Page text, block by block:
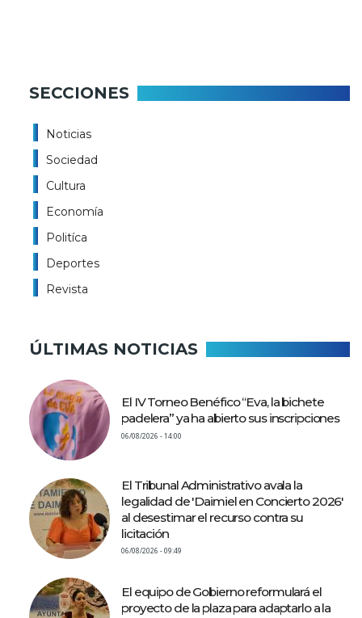
SECCIONES
Noticias
Sociedad
Cultura
Economía
Politíca
Deportes
Revista
ÚLTIMAS NOTICIAS
El IV Torneo Benéfico “Eva, la bichete
padelera” ya ha abierto sus inscripciones
06/08/2026 - 14:00
El Tribunal Administrativo avala la
legalidad de 'Daimiel en Concierto 2026'
al desestimar el recurso contra su
licitación
06/08/2026 - 09:49
El equipo de Gobierno reformulará el
proyecto de la plaza para adaptarlo a la